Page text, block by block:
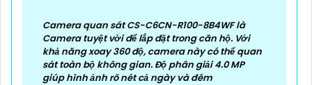
Camera quan sát CS-C6CN-R100-8B4WF là
Camera tuyệt vời để lắp đặt trong căn hộ. Với
khả năng xoay 360 độ, camera này có thể quan
sát toàn bộ không gian. Độ phân giải 4.0 MP
giúp hình ảnh rõ nét cả ngày và đêm